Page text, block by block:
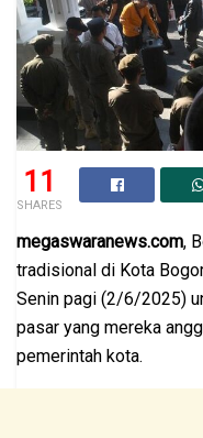
11
SHARES
megaswaranews.com,
tradisional di Kota
Senin pagi (2/6/2025)
pasar yang mereka
pemerintah kota.